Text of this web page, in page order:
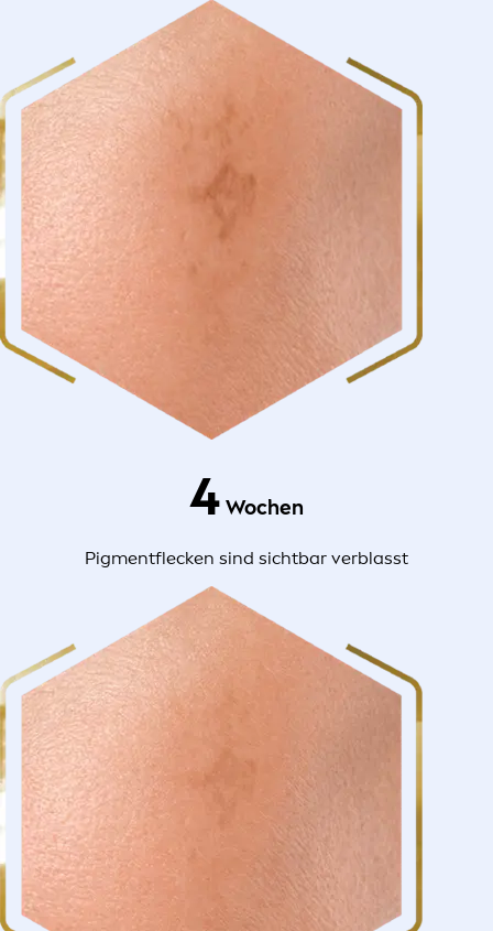
4 Wochen
Pigmentflecken sind sichtbar verblasst